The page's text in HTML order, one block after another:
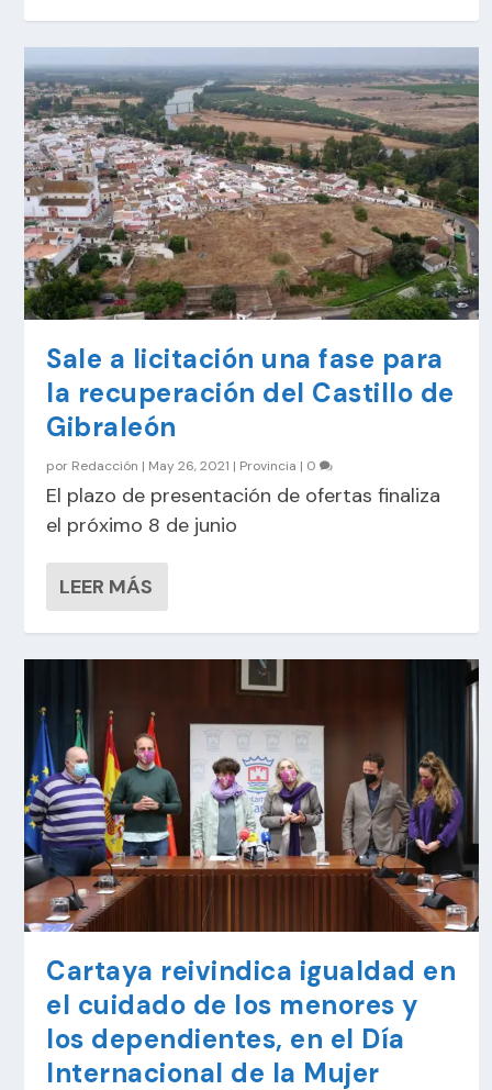
Sale a licitación una fase para
la recuperación del Castillo de
Gibraleón
por Redacción | May 26, 2021 | Provincia | 0
El plazo de presentación de ofertas finaliza
el próximo 8 de junio
LEER MÁS
Cartaya reivindica igualdad en
el cuidado de los menores y
los dependientes, en el Día
Internacional de la Mujer